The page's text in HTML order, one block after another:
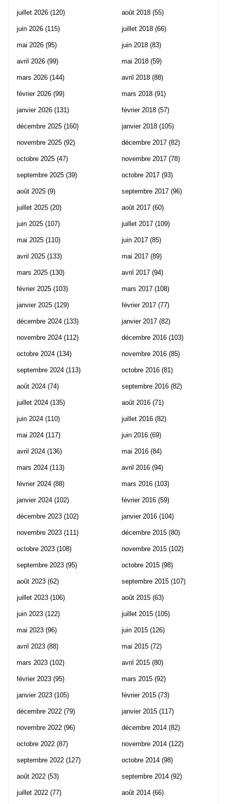
juillet 2026 (120)
juin 2026 (115)
mai 2026 (95)
avril 2026 (99)
mars 2026 (144)
février 2026 (99)
janvier 2026 (131)
décembre 2025 (160)
novembre 2025 (92)
octobre 2025 (47)
septembre 2025 (39)
août 2025 (9)
juillet 2025 (20)
juin 2025 (107)
mai 2025 (110)
avril 2025 (133)
mars 2025 (130)
février 2025 (103)
janvier 2025 (129)
décembre 2024 (133)
novembre 2024 (112)
octobre 2024 (134)
septembre 2024 (113)
août 2024 (74)
juillet 2024 (135)
juin 2024 (110)
mai 2024 (117)
avril 2024 (136)
mars 2024 (113)
février 2024 (88)
janvier 2024 (102)
décembre 2023 (102)
novembre 2023 (111)
octobre 2023 (108)
septembre 2023 (95)
août 2023 (62)
juillet 2023 (106)
juin 2023 (122)
mai 2023 (96)
avril 2023 (88)
mars 2023 (102)
février 2023 (95)
janvier 2023 (105)
décembre 2022 (79)
novembre 2022 (96)
octobre 2022 (87)
septembre 2022 (127)
août 2022 (53)
juillet 2022 (77)
août 2018 (55)
juillet 2018 (66)
juin 2018 (83)
mai 2018 (59)
avril 2018 (88)
mars 2018 (91)
février 2018 (57)
janvier 2018 (105)
décembre 2017 (82)
novembre 2017 (78)
octobre 2017 (93)
septembre 2017 (96)
août 2017 (60)
juillet 2017 (109)
juin 2017 (85)
mai 2017 (89)
avril 2017 (94)
mars 2017 (108)
février 2017 (77)
janvier 2017 (82)
décembre 2016 (103)
novembre 2016 (85)
octobre 2016 (81)
septembre 2016 (82)
août 2016 (71)
juillet 2016 (82)
juin 2016 (69)
mai 2016 (84)
avril 2016 (94)
mars 2016 (103)
février 2016 (59)
janvier 2016 (104)
décembre 2015 (80)
novembre 2015 (102)
octobre 2015 (98)
septembre 2015 (107)
août 2015 (63)
juillet 2015 (105)
juin 2015 (126)
mai 2015 (72)
avril 2015 (80)
mars 2015 (92)
février 2015 (73)
janvier 2015 (117)
décembre 2014 (82)
novembre 2014 (122)
octobre 2014 (98)
septembre 2014 (92)
août 2014 (66)